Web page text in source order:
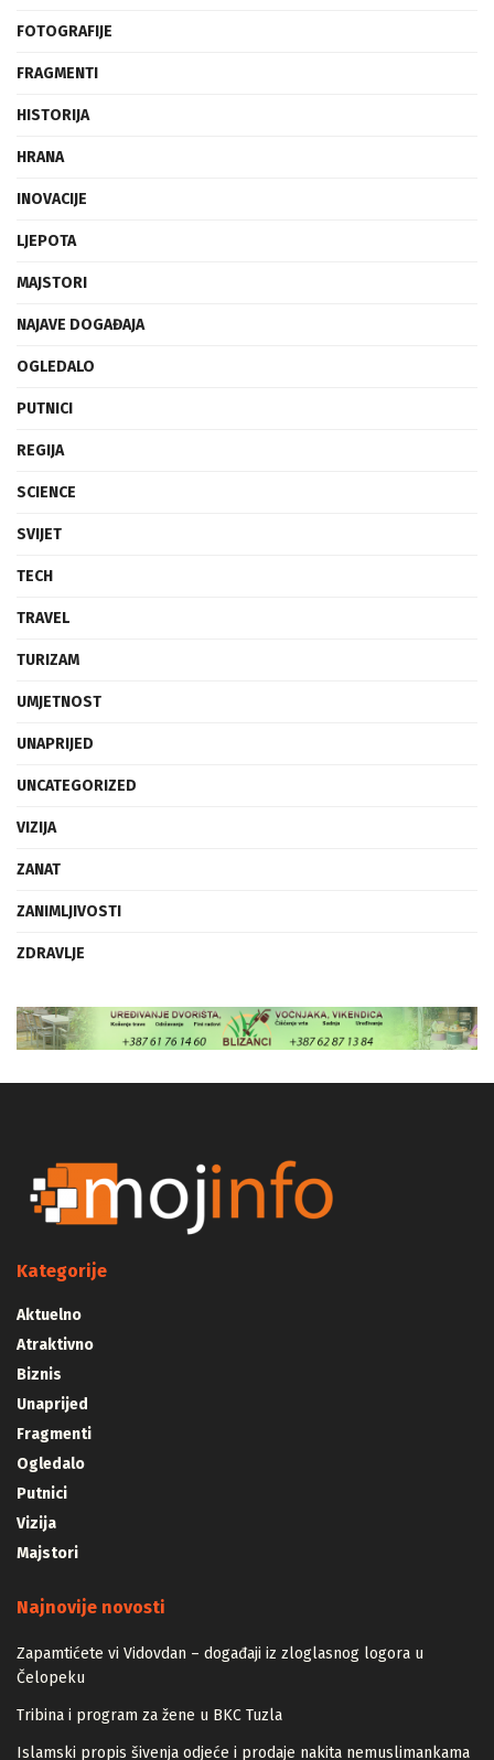
FOTOGRAFIJE
FRAGMENTI
HISTORIJA
HRANA
INOVACIJE
LJEPOTA
MAJSTORI
NAJAVE DOGAĐAJA
OGLEDALO
PUTNICI
REGIJA
SCIENCE
SVIJET
TECH
TRAVEL
TURIZAM
UMJETNOST
UNAPRIJED
UNCATEGORIZED
VIZIJA
ZANAT
ZANIMLJIVOSTI
ZDRAVLJE
Kategorije
Aktuelno
Atraktivno
Biznis
Unaprijed
Fragmenti
Ogledalo
Putnici
Vizija
Majstori
Najnovije novosti
Zapamtićete vi Vidovdan – događaji iz zloglasnog logora u
Čelopeku
Tribina i program za žene u BKC Tuzla
Islamski propis šivenja odjeće i prodaje nakita nemuslimankama